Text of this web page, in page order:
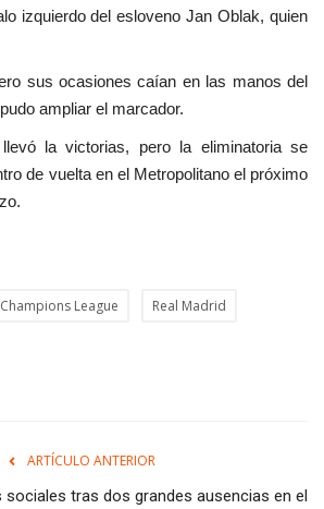
izquierdo del esloveno Jan Oblak, quien
sus ocasiones caían en las manos del
ampliar el marcador.
la victorias, pero la eliminatoria se
de vuelta en el Metropolitano el próximo
Champions League Real Madrid
ARTÍCULO ANTERIOR
sociales tras dos grandes ausencias en el